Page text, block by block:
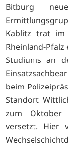
Bitburg
Kablitz trat
Rheinland-
Studiums an
beim
Standort
zum Oktober
versetzt. Hier